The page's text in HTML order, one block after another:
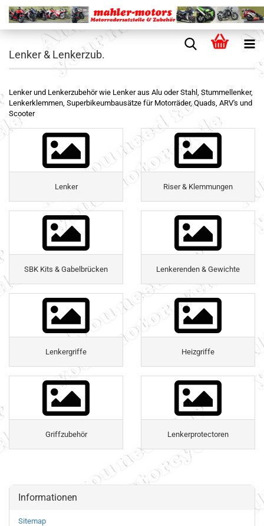
Lenker & Lenkerzub.
Lenker und Lenkerzubehör wie Lenker aus Alu oder Stahl, Stummellenker,
Lenkerklemmen, Superbikeumbausätze für Motorräder, Quads, ARV's und
Scooter
Lenker Riser & Klemmungen
SBK Kits & Gabelbrücken Lenkerenden & Gewichte
Lenkergriffe Heizgriffe
Griffzubehör Lenkerprotectoren
Informationen
Sitemap